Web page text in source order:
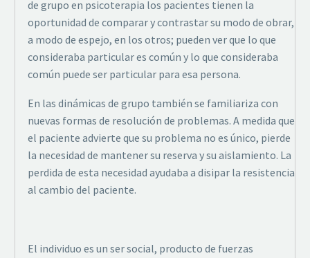
de grupo en psicoterapia los pacientes tienen la
oportunidad de comparar y contrastar su modo de obrar,
a modo de espejo, en los otros; pueden ver que lo que
consideraba particular es común y lo que consideraba
común puede ser particular para esa persona.
En las dinámicas de grupo también se familiariza con
nuevas formas de resolución de problemas. A medida que
el paciente advierte que su problema no es único, pierde
la necesidad de mantener su reserva y su aislamiento. La
perdida de esta necesidad ayudaba a disipar la resistencia
al cambio del paciente.
El individuo es un ser social, producto de fuerzas